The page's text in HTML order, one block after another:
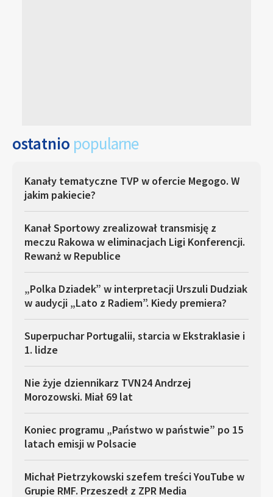
ostatnio popularne
Kanały tematyczne TVP w ofercie Megogo. W
jakim pakiecie?
Kanał Sportowy zrealizował transmisję z
meczu Rakowa w eliminacjach Ligi Konferencji.
Rewanż w Republice
„Polka Dziadek” w interpretacji Urszuli Dudziak
w audycji „Lato z Radiem”. Kiedy premiera?
Superpuchar Portugalii, starcia w Ekstraklasie i
1. lidze
Nie żyje dziennikarz TVN24 Andrzej
Morozowski. Miał 69 lat
Koniec programu „Państwo w państwie” po 15
latach emisji w Polsacie
Michał Pietrzykowski szefem treści YouTube w
Grupie RMF. Przeszedł z ZPR Media